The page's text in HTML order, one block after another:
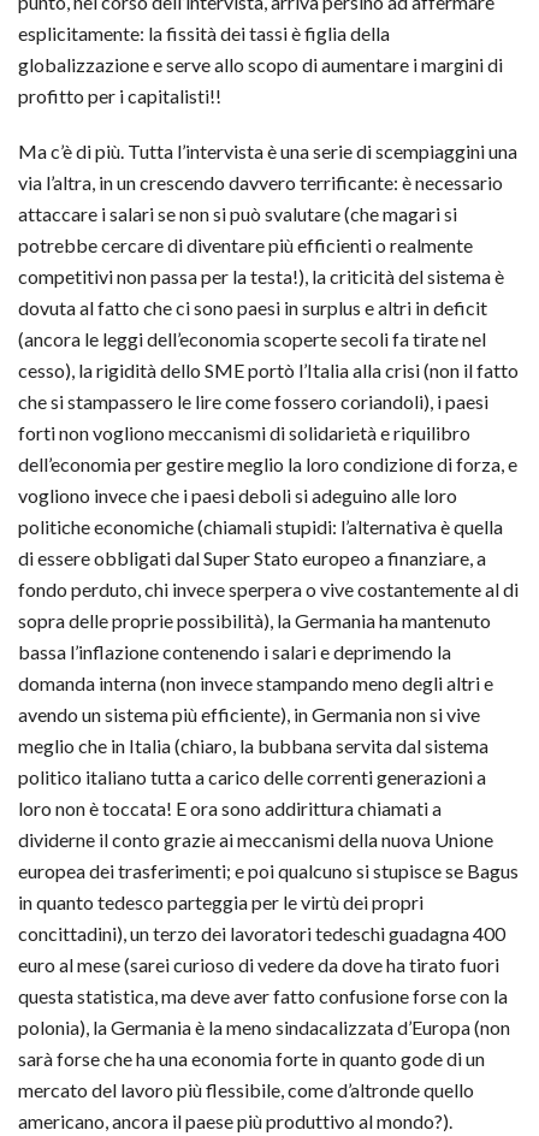
esplicitamente: la fissità dei tassi è figlia della
globalizzazione e serve allo scopo di aumentare i margini di
profitto per i capitalisti!!
Ma c’è di più. Tutta l’intervista è una serie di scempiaggini una
via l’altra, in un crescendo davvero terrificante: è necessario
attaccare i salari se non si può svalutare (che magari si
potrebbe cercare di diventare più efficienti o realmente
competitivi non passa per la testa!), la criticità del sistema è
dovuta al fatto che ci sono paesi in surplus e altri in deficit
(ancora le leggi dell’economia scoperte secoli fa tirate nel
cesso), la rigidità dello SME portò l’Italia alla crisi (non il fatto
che si stampassero le lire come fossero coriandoli), i paesi
forti non vogliono meccanismi di solidarietà e riquilibro
dell’economia per gestire meglio la loro condizione di forza, e
vogliono invece che i paesi deboli si adeguino alle loro
politiche economiche (chiamali stupidi: l’alternativa è quella
di essere obbligati dal Super Stato europeo a finanziare, a
fondo perduto, chi invece sperpera o vive costantemente al di
sopra delle proprie possibilità), la Germania ha mantenuto
bassa l’inflazione contenendo i salari e deprimendo la
domanda interna (non invece stampando meno degli altri e
avendo un sistema più efficiente), in Germania non si vive
meglio che in Italia (chiaro, la bubbana servita dal sistema
politico italiano tutta a carico delle correnti generazioni a
loro non è toccata! E ora sono addirittura chiamati a
dividerne il conto grazie ai meccanismi della nuova Unione
europea dei trasferimenti; e poi qualcuno si stupisce se Bagus
in quanto tedesco parteggia per le virtù dei propri
concittadini), un terzo dei lavoratori tedeschi guadagna 400
euro al mese (sarei curioso di vedere da dove ha tirato fuori
questa statistica, ma deve aver fatto confusione forse con la
polonia), la Germania è la meno sindacalizzata d’Europa (non
sarà forse che ha una economia forte in quanto gode di un
mercato del lavoro più flessibile, come d’altronde quello
americano, ancora il paese più produttivo al mondo?).